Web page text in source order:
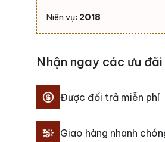
Niên vụ: 2018
Nhận ngay các ưu
Được đổi trả miễn phí
Giao hàng nhanh